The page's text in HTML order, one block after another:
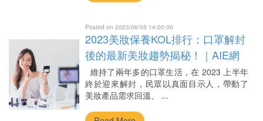
Posted on 2023/06/05 14:00:00
2023美妝保養KOL排行：口罩解封
後的最新美妝趨勢揭秘！｜AIE網
紅評測數據庫
維持了兩年多的口罩生活，在 2023 上半年
終於迎來解封，民眾以真面目示人，帶動了
美妝產品需求回溫、 ...